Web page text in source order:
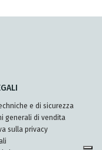
e di sicurezza
generali di vendita
sulla privacy